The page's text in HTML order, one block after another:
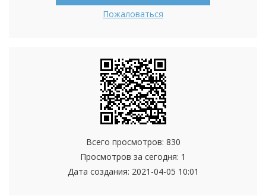
Пожаловаться
Всего просмотров: 830
Просмотров за сегодня: 1
Дата создания: 2021-04-05 10:01